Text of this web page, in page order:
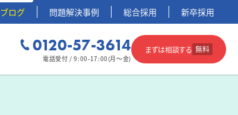
ブログ 問題解決事例 総合採用 新卒採用
0120-57-3614
電話受付 / 9:00-17:00(月～金)
まずは相談する 無料